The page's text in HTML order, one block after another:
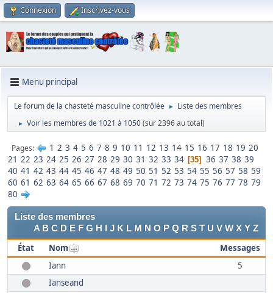
Connexion Inscrivez-vous
Menu principal
Le forum de la chasteté masculine contrôlée ► Liste des membres
► Voir les membres de 1021 à 1050(sur 2396 au total)
Pages 1 2 3 4 5 6 7 8 9 10 11 12 13 14 15 16 17 18 19 20
21 22 23 24 25 26 27 28 29 30 31 32 33 34 35 36 37 38 39
40 41 42 43 44 45 46 47 48 49 50 51 52 53 54 55 56 57 58 59
60 61 62 63 64 65 66 67 68 69 70 71 72 73 74 75 76 77 78 79
80
Liste des membres
A B C D E F G H I J K L M N O P Q R S T U V W X Y Z
État Nom
Messages
Iann
5
Ianseand